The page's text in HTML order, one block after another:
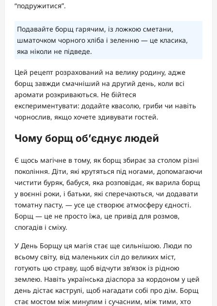
“подружитися”.
Подавайте борщ гарячим, із ложкою сметани,
шматочком чорного хліба і зеленню — це класика,
яка ніколи не підведе.
Цей рецепт розрахований на велику родину, адже
борщ завжди смачніший на другий день, коли всі
аромати розкриваються. Не бійтеся
експериментувати: додайте квасолю, гриби чи навіть
чорнослив, якщо хочете здивувати гостей.
Чому борщ об’єднує людей
Є щось магічне в тому, як борщ збирає за столом різні
покоління. Діти, які крутяться під ногами, допомагаючи
чистити буряк, бабуся, яка розповідає, як варила борщ
у воєнні роки, і батьки, які сперечаються, чи додавати
томатну пасту, — усе це створює атмосферу єдності.
Борщ — це не просто їжа, це привід для розмов,
спогадів і сміху.
У День Борщу ця магія стає ще сильнішою. Люди по
всьому світу, від маленьких сіл до великих міст,
готують цю страву, щоб відчути зв’язок із рідною
землею. Навіть українська діаспора за кордоном у цей
день дістає каструлі, щоб нагадати собі про дім. Борщ
стає мостом між минулим і сучасним, між тими, хто